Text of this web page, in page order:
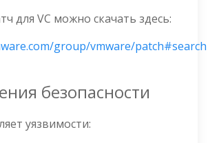
для VC можно скачать здесь:
group/vmware/patch#search
безопасности
уязвимости: